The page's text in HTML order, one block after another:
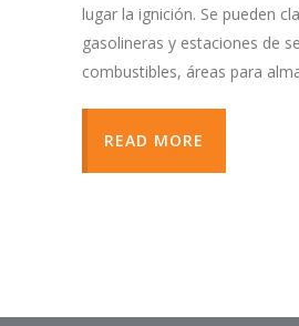
lugar la ignición. Se pueden
gasolineras y estaciones de
combustibles, áreas para
READ MORE